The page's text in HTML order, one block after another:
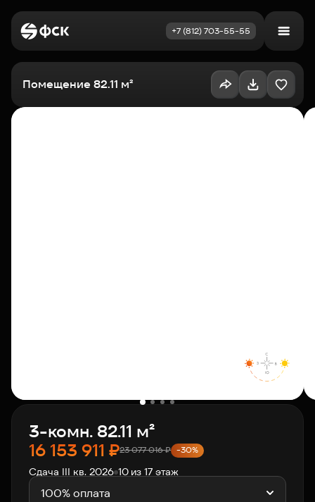
+7 (812) 703-55-55
Контакты
Связаться с нами
+7 812 703-55-55
Помещение 82.11 м²
3-комн. 82.11 м²
16 153 911 ₽23 077 016₽ -30%
Сдача III кв. 2026 10 из 17 этаж
100% оплата